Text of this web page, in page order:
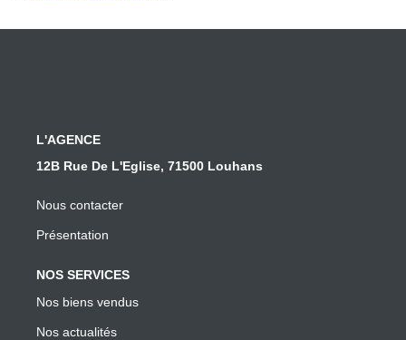
L'AGENCE
12B Rue De L'Eglise, 71500 Louhans
Nous contacter
Présentation
NOS SERVICES
Nos biens vendus
Nos actualités